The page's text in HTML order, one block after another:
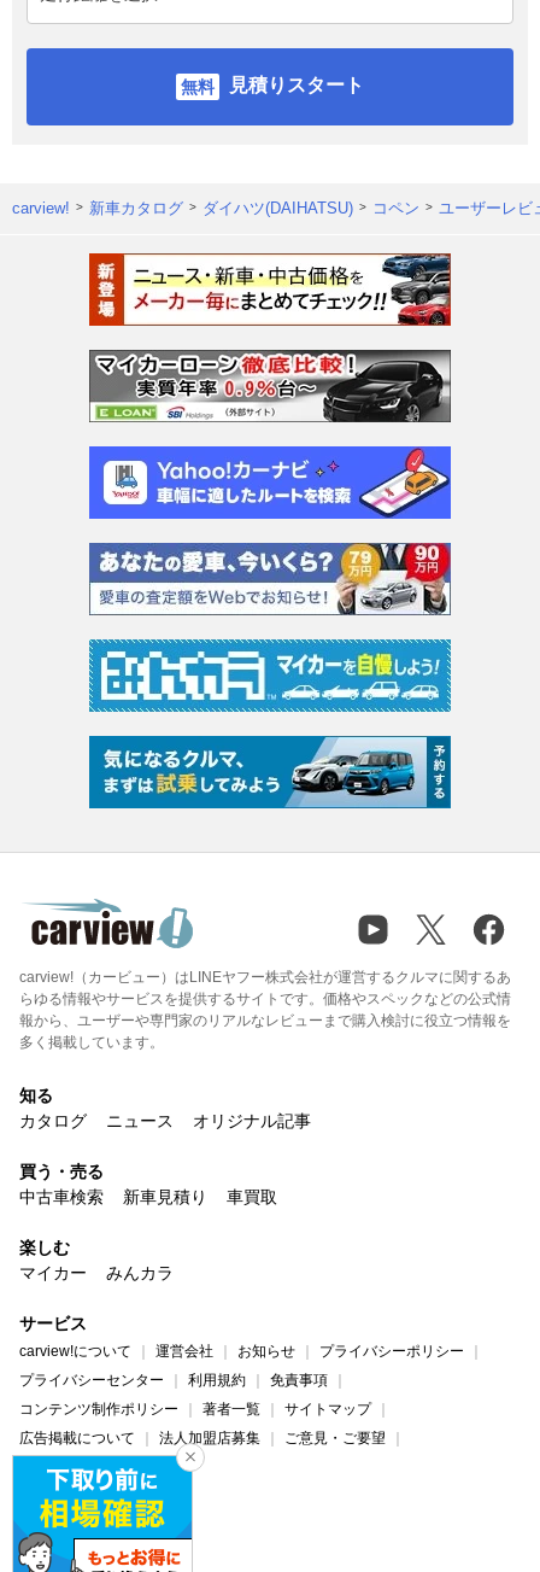
見積りスタート
carview! 新車カタログ ダイハツ(DAIHATSU) コペン ユーザーレビ
carview!（カービュー）はLINEヤフー株式会社が運営するクルマに関するあ
らゆる情報やサービスを提供するサイトです。価格やスペックなどの公式情
報から、ユーザーや専門家のリアルなレビューまで購入検討に役立つ情報を
多く掲載しています。
知る
カタログ
ニュース オリジナル記事
買う・売る
中古車検索
新車見積り 車買取
楽しむ
マイカー
みんカラ
サービス
carview!について 運営会社 お知らせ
プライバシーポリシー
プライバシーセンター
利用規約
免責事項
コンテンツ制作ポリシー
著者一覧
サイトマップ
広告掲載について
法人加盟店募集
ご意見・ご要望
ヘルプ・お問い合わせ
carview! Yahoo! JAPAN